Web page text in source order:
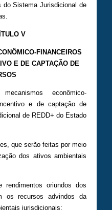
do Sistema Jurisdicional de
V
FINANCEIROS
E DE CAPTAÇÃO DE
econômico-
e de captação de
de REDD+ do Estado
que serão feitas por meio
dos ativos ambientais
oriundos dos
os recursos advindos da
jurisdicionais;